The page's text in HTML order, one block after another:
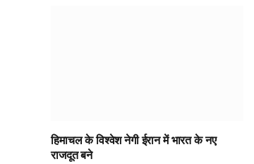
हिमाचल के विश्वेश नेगी ईरान में भारत के नए
राजदूत बने